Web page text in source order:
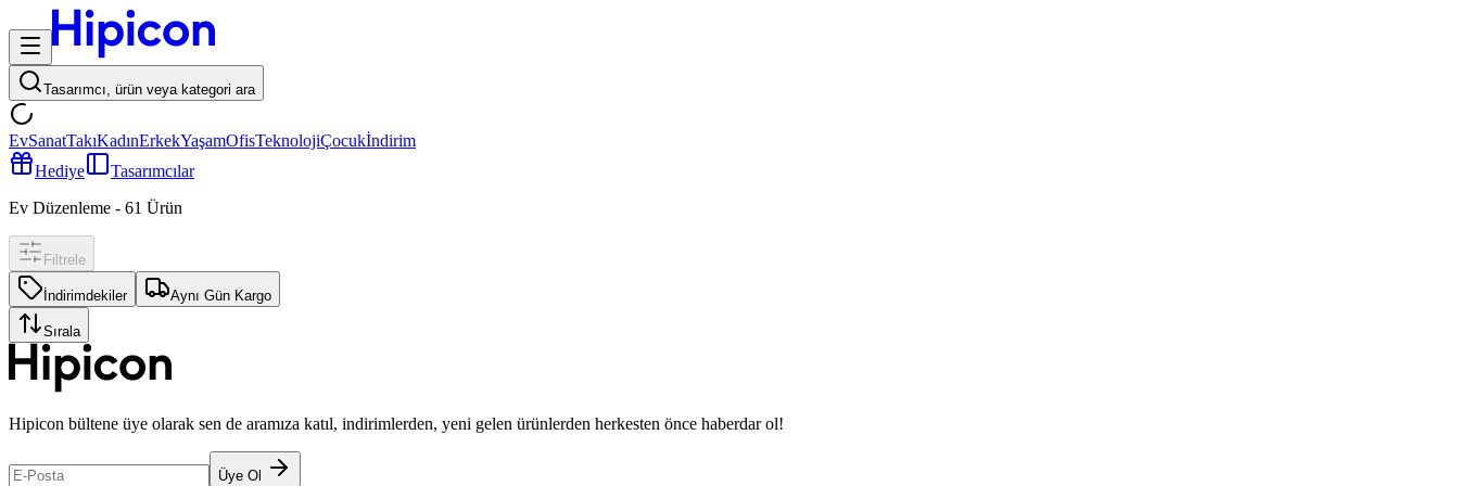
Tasarımcı, ürün veya kategori ara
EvSanatTakıKadınErkekYaşamOfisTeknolojiÇocukİndirim
Hediye
Tasarımcılar
Ev Düzenleme - 61 Ürün
Filtrele
İndirimdekiler Aynı Gün Kargo
Sırala
Hipicon bültene üye olarak sen de aramıza katıl, indirimlerden, yeni gelen ürünlerden herkesten önce haberdar ol!
Üye Ol